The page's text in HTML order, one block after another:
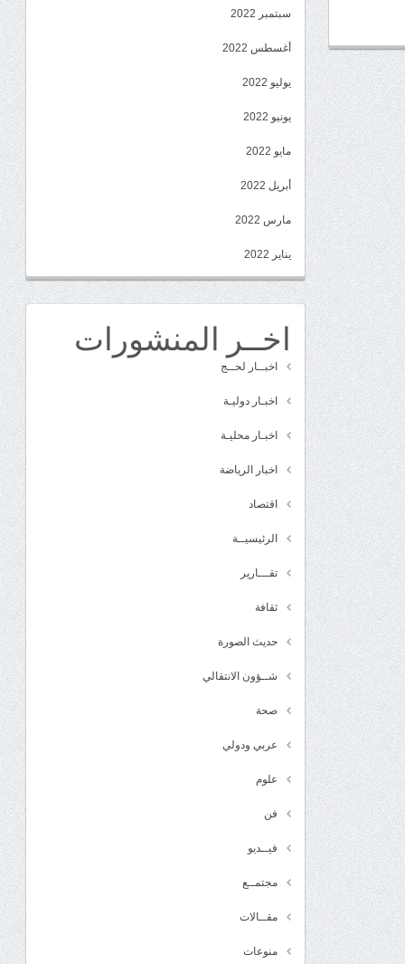
سبتمبر 2022
أغسطس 2022
يوليو 2022
يونيو 2022
مايو 2022
أبريل 2022
مارس 2022
يناير 2022
اخــر المنشورات
اخبــار لحــج
اخبـار دوليـة
اخبـار محليـة
اخبار الرياضة
اقتصاد
الرئيسيــة
تقـــارير
ثقافة
حديث الصورة
شــؤون الانتقالي
صحة
عربي ودولي
علوم
فن
فيــديو
مجتمــع
مقــالات
منوعات